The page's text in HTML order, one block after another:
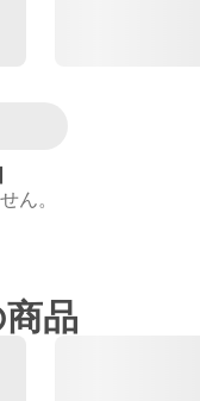
ん。
品